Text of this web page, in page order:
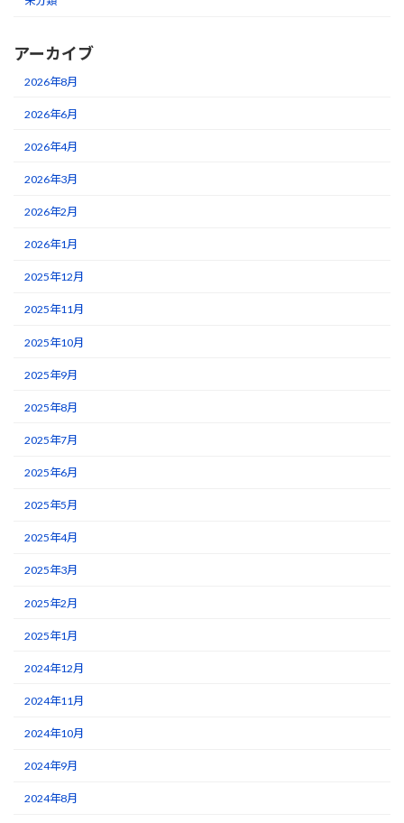
アーカイブ
2026年8月
2026年6月
2026年4月
2026年3月
2026年2月
2026年1月
2025年12月
2025年11月
2025年10月
2025年9月
2025年8月
2025年7月
2025年6月
2025年5月
2025年4月
2025年3月
2025年2月
2025年1月
2024年12月
2024年11月
2024年10月
2024年9月
2024年8月